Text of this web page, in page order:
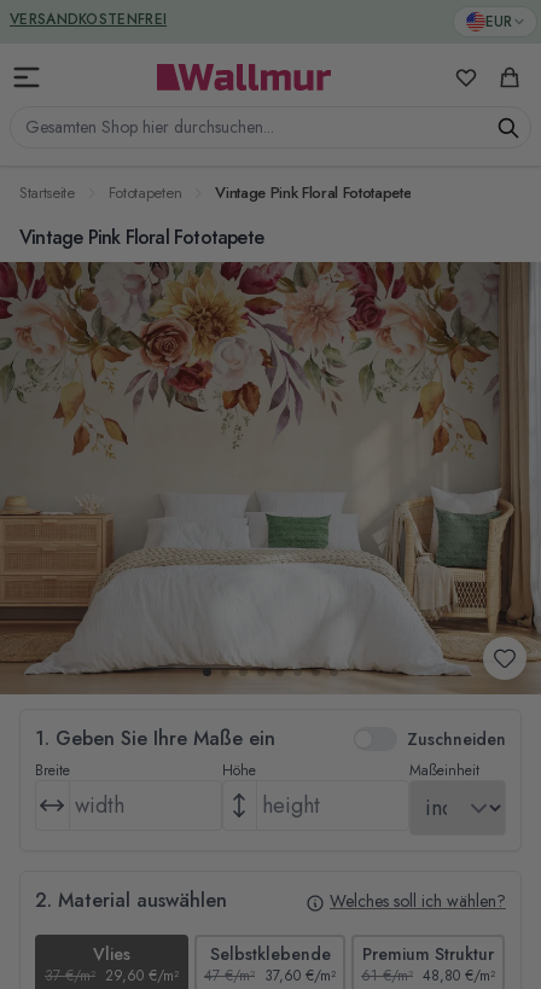
Zum Inhalt springen EUR
Gesamten Shop hier durchsuchen...
Meine
VERSANDKOSTENFREI
GREENGUARD ZERTIFIZIERT
Startseite Fototapeten Vintage Pink Floral Fototapete
Vintage Pink Floral Fototapete
1. Geben Sie Ihre Maße ein Zuschneiden
Breite Höhe Maßeinheit
2. Material auswählen Welches soll ich wählen?
Vlies
37 €/m² 29,60 €/m²
Selbstklebende
47 €/m² 37,60 €/m²
Premium Struktur
61 €/m² 48,80 €/m²